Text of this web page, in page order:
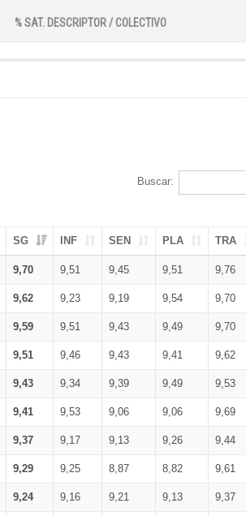
% SAT. DESCRIPTOR / COLECTIVO
Buscar:
SG INF SEN PLA TRA
9,70 9,51 9,45 9,51 9,76
9,62 9,23 9,19 9,54 9,70
9,59 9,51 9,43 9,49 9,70
9,51 9,46 9,43 9,41 9,62
9,43 9,34 9,39 9,49 9,53
9,41 9,53 9,06 9,06 9,69
9,37 9,17 9,13 9,26 9,44
9,29 9,25 8,87 8,82 9,61
9,24 9,16 9,21 9,13 9,37